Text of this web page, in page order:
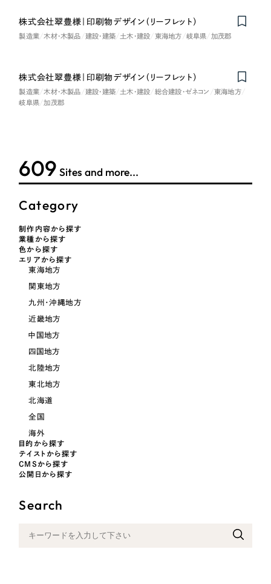
ECサイト制作
? よくある質問
ライン領域のマーケティングまでまるっと代行
求人票作成・面接など各種業務代行、採用の仕組み作り支援
リープ・キャリア
完全成功報酬型のスカウト型ハイクラス人材紹介（岐阜・愛知）
カイゼンDX支援
Pace
日報ツールで案件ごとの営業利益をリアルタイムに可視化
Works
制作実績
全国1,400社以上の支援実績の中から
一部をご紹介します
お客様インタビュー
Outsourcing
アウトソーシング（代行支援）
「採用強化」を目的とした採用業務代行
プライバシーポリシー
AI倫理ポリシー
ウェブアクセシビリティ方針
その他
製造業
卸売・小売
医療・福祉
コンサルティング・調査
観光・レジャー
人材紹介・派遣
士業
IT・インターネット
教育
インフラ関連
612Sites and more...
Category
制作内容から探す
業種から探す
色から探す
エリアから探す
東海地方
関東地方
九州・沖縄地方
近畿地方
中国地方
四国地方
北陸地方
東北地方
北海道
全国
海外
目的から探す
テイストから探す
CMSから探す
公開日から探す
Search
株式会社翠豊様｜印刷物デザイン（リーフレット）
製造業 木材・木製品 建設・建築 土木・建設 東海地方 岐阜県 加茂郡
株式会社翠豊様｜印刷物デザイン（リーフレット）
製造業 木材・木製品 建設・建築 土木・建設 総合建設・ゼネコン
東海地方
岐阜県
加茂郡